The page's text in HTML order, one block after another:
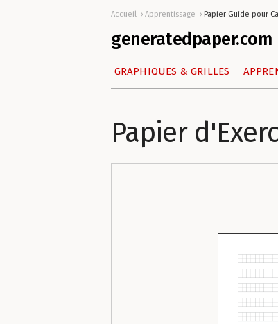
Accueil Apprentissage Papier Guide pour
generatedpaper.com
GRAPHIQUES & GRILLES
Papier